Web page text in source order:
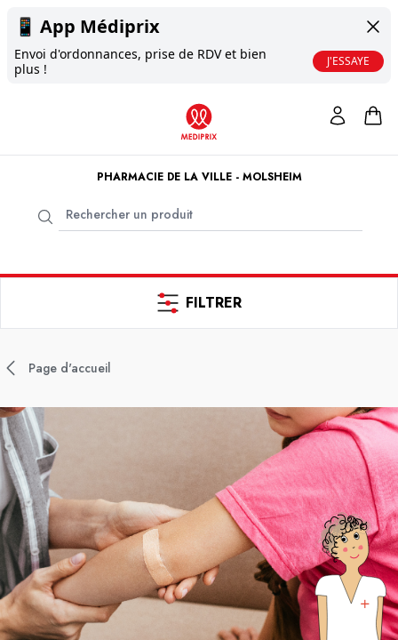
📱 App Médiprix
Envoi d'ordonnances, prise de RDV et bien
plus !
J'ESSAYE
PHARMACIE DE LA VILLE - MOLSHEIM
FILTRER
Page d'accueil